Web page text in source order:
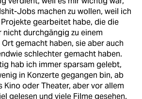
Jobs machen zu wollen, weil ich
gearbeitet habe, die die
nicht durchgängig zu einem
Ort gemacht haben, sie aber auch
schlechter gemacht haben.
hab ich immer sparsam gelebt,
in Konzerte gegangen bin, ab
Kino oder Theater, aber vor allem
gelesen und viele Filme gesehen.